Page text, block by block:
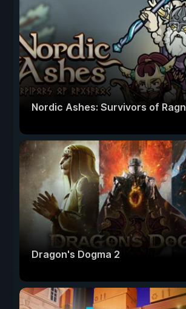
Nordic Ashes: Survivors of
Dragon's Dogma 2